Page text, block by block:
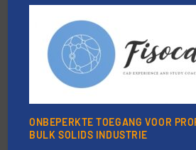
Euro-Manchetten & Compensatoren BV
dertig jaar actief op het gebied van
ONBEPERKTE TOEGANG VOOR
BULK SOLIDS INDUSTRIE